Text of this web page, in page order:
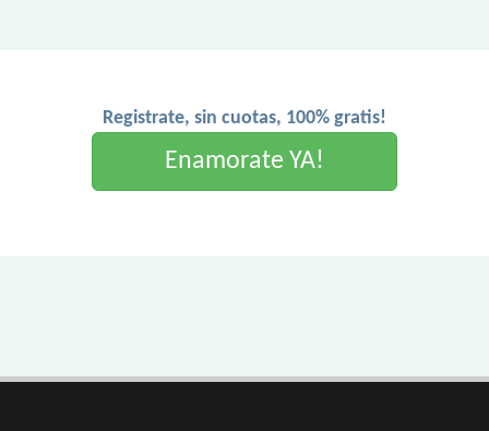
Registrate, sin cuotas, 100% gratis!
Enamorate YA!